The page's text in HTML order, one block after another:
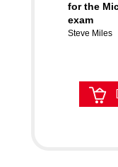
for the
exam
Steve Miles